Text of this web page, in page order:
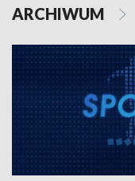
ARCHIWUM